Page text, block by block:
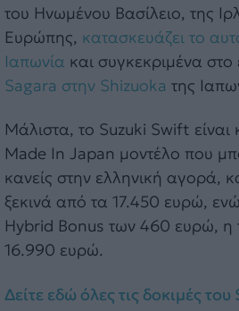
του Ηνωμένου Βασίλειο, της
Ευρώπης, κατασκευάζει το
Ιαπωνία και συγκεκριμένα στο
Sagara στην Shizuoka της
Μάλιστα, το Suzuki Swift είναι
Made In Japan μοντέλο που
κανείς στην ελληνική αγορά,
ξεκινά από τα 17.450 ευρώ,
Hybrid Bonus των 460 ευρώ, η
16.990 ευρώ.
Δείτε εδώ όλες τις δοκιμές